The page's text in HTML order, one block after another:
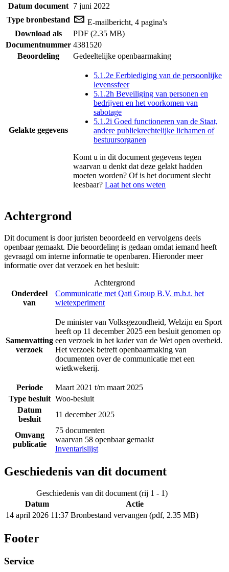
Datum document 7 juni 2022
Type bronbestand
E-mailbericht, 4 pagina's
Download als
PDF (2.35 MB)
Documentnummer 4381520
Beoordeling
Gedeeltelijke openbaarmaking
Gelakte gegevens
5.1.2e Eerbiediging van de persoonlijke
levenssfeer
5.1.2h Beveiliging van personen en
bedrijven en het voorkomen van
sabotage
5.1.2i Goed functioneren van de Staat,
andere publiekrechtelijke lichamen of
bestuursorganen
Komt u in dit document gegevens tegen
waarvan u denkt dat deze gelakt hadden
moeten worden? Of is het document slecht
leesbaar? Laat het ons weten
Achtergrond
Dit document is door juristen beoordeeld en vervolgens deels
openbaar gemaakt. Die beoordeling is gedaan omdat iemand heeft
gevraagd om interne informatie te openbaren. Hieronder meer
informatie over dat verzoek en het besluit:
Achtergrond
Onderdeel
van
Communicatie met Qati Group B.V. m.b.t. het
wietexperiment
Samenvatting
verzoek
De minister van Volksgezondheid, Welzijn en Sport
heeft op 11 december 2025 een besluit genomen op
een verzoek in het kader van de Wet open overheid.
Het verzoek betreft openbaarmaking van
documenten over de communicatie met een
wietkwekerij.
Periode
Maart 2021 t/m maart 2025
Type besluit Woo-besluit
Datum
besluit
11 december 2025
Omvang
publicatie
75 documenten
waarvan 58 openbaar gemaakt
Inventarislijst
Geschiedenis van dit document
Geschiedenis van dit document (rij 1 - 1)
Datum
Actie
14 april 2026 11:37 Bronbestand vervangen (pdf, 2.35 MB)
Footer
Service